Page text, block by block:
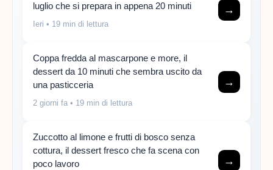
luglio che si prepara in appena 20 minuti
Ieri • 19 min di lettura
→
Coppa fredda al mascarpone e more, il
dessert da 10 minuti che sembra uscito da
una pasticceria
2 giorni fa • 19 min di lettura
→
Zuccotto al limone e frutti di bosco senza
cottura, il dessert fresco che fa scena con
poco lavoro
→